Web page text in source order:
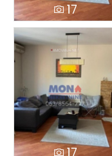
17
17